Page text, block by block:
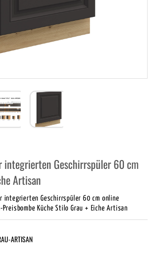
integrierten Geschirrspüler 60 cm
Artisan
integrierten Geschirrspüler 60 cm online
Küche Stilo Grau + Eiche Artisan
ARTISAN